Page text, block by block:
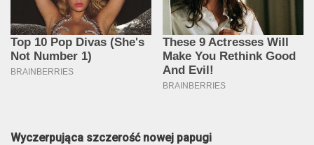
Wyczerpująca szczerość nowej papugi